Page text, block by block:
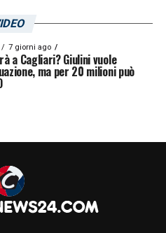
7 giorni ago
a Cagliari? Giulini vuole
ma per 20 milioni può